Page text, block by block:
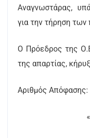
Αναγνωστάρας,
για την τήρηση των
Ο Πρόεδρος της
της απαρτίας,
Αριθμός Απόφασης:
«